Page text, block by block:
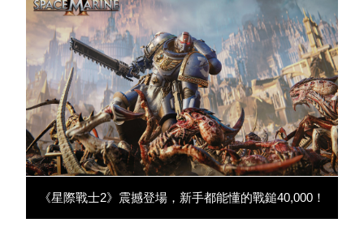
《星際戰士2》震撼登場，新手都能懂的戰鎚40,000！